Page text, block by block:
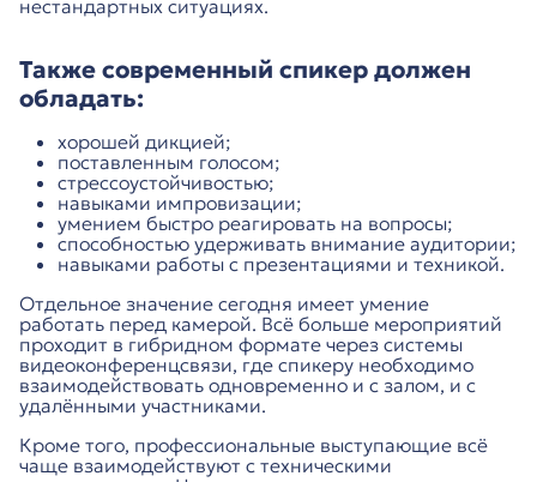
нестандартных ситуациях.
Также современный спикер должен
обладать:
хорошей дикцией;
поставленным голосом;
стрессоустойчивостью;
навыками импровизации;
умением быстро реагировать на вопросы;
способностью удерживать внимание аудитории;
навыками работы с презентациями и техникой.
Отдельное значение сегодня имеет умение
работать перед камерой. Всё больше мероприятий
проходит в гибридном формате через системы
видеоконференцсвязи, где спикеру необходимо
взаимодействовать одновременно и с залом, и с
удалёнными участниками.
Кроме того, профессиональные выступающие всё
чаще взаимодействуют с техническими